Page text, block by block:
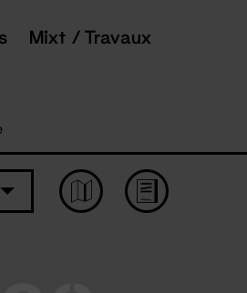
Mixt / Travaux